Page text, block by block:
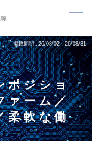
掲載期間 26/08/02～26/08/31
ポジショ
ァーム／
柔軟な働